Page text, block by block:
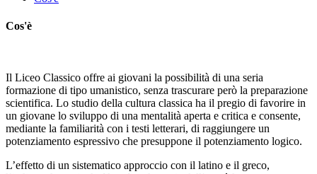
Cos'è
Il Liceo Classico offre ai giovani la possibilità di una seria
formazione di tipo umanistico, senza trascurare però la preparazione
scientifica. Lo studio della cultura classica ha il pregio di favorire in
un giovane lo sviluppo di una mentalità aperta e critica e consente,
mediante la familiarità con i testi letterari, di raggiungere un
potenziamento espressivo che presuppone il potenziamento logico.
L’effetto di un sistematico approccio con il latino e il greco,